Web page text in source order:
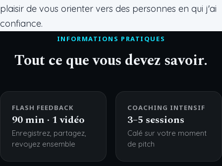
plaisir de vous orienter vers des personnes en qui j'ai
confiance.
INFORMATIONS PRATIQUES
Tout ce que vous devez savoir.
FLASH FEEDBACK
90 min · 1 vidéo
Enregistrez, partagez,
revoyez ensemble
COACHING INTENSIF
3–5 sessions
Calé sur votre moment
de pitch